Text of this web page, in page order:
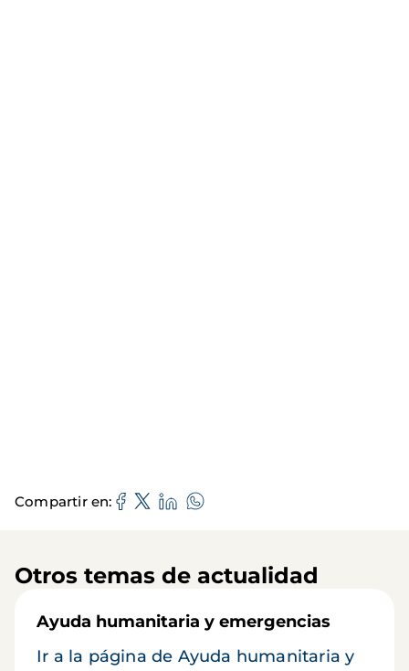
Compartir en
Otros temas de actualidad
Ayuda humanitaria y emergencias
Ir a la página de Ayuda humanitaria y